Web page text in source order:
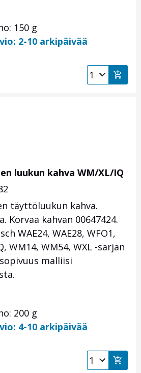
150 g
2-10 arkipäivää
luukun kahva WM/XL/IQ
täyttöluukun kahva.
Korvaa kahvan 00647424.
WAE24, WAE28, WFO1,
WM14, WM54, WXL -sarjan
malliisi
200 g
4-10 arkipäivää